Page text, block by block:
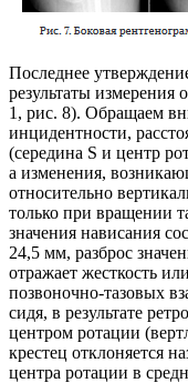
Последнее
результаты измерения
1, рис. 8). Обращаем
инцидентности,
(середина S и центр
а изменения,
относительно
только при вращении
значения нависания
24,5 мм, разброс
отражает жесткость
позвоночно-тазовых
сидя, в результате
центром ротации
крестец отклоняется
центра ротации в